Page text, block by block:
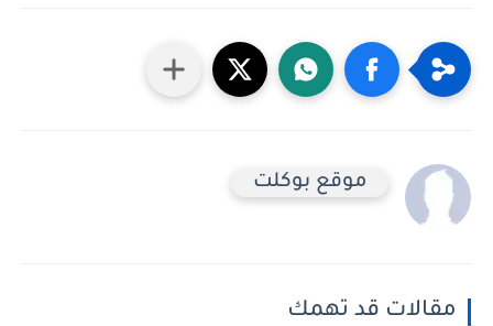
موقع بوكلت
مقالات قد تهمك